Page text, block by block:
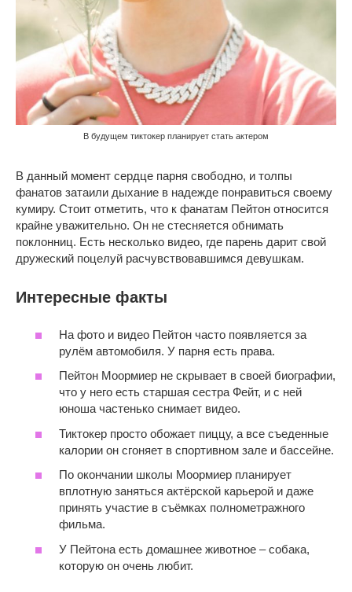
В будущем тиктокер планирует стать актером
В данный момент сердце парня свободно, и толпы
фанатов затаили дыхание в надежде понравиться своему
кумиру. Стоит отметить, что к фанатам Пейтон относится
крайне уважительно. Он не стесняется обнимать
поклонниц. Есть несколько видео, где парень дарит свой
дружеский поцелуй расчувствовавшимся девушкам.
Интересные факты
На фото и видео Пейтон часто появляется за
рулём автомобиля. У парня есть права.
Пейтон Моормиер не скрывает в своей биографии,
что у него есть старшая сестра Фейт, и с ней
юноша частенько снимает видео.
Тиктокер просто обожает пиццу, а все съеденные
калории он сгоняет в спортивном зале и бассейне.
По окончании школы Моормиер планирует
вплотную заняться актёрской карьерой и даже
принять участие в съёмках полнометражного
фильма.
У Пейтона есть домашнее животное – собака,
которую он очень любит.